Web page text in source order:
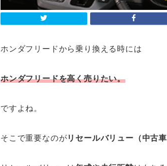
ホンダフリードから乗り換える時には
ホンダフリードを高く売りたい。
ですよね。
そこで重要なのがリセールバリュー（中古